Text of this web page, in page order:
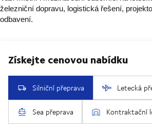
železniční dopravu, logistická řešení,
odbavení.